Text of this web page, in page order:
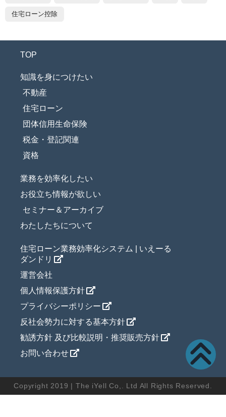
住宅ローン控除
TOP
知識を身につけたい
不動産
住宅ローン
団体信用生命保険
税金・登記関連
資格
業務を効率化したい
お役立ち情報が欲しい
セミナー＆アーカイブ
わたしたちについて
住宅ローン業務効率化システム | いえーる
ダンドリ
運営会社
個人情報保護方針
プライバシーポリシー
反社会勢力に対する基本方針
勧誘方針 及び比較説明・推奨販売方針
お問い合わせ
Copyright 2019 | The iYell Co,. Ltd All Rights Reserved.